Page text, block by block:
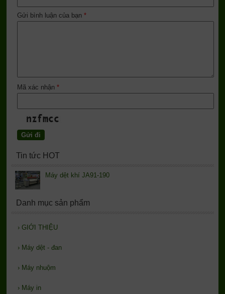
Gửi bình luận của bạn *
Mã xác nhận *
Tin tức HOT
Máy dệt khí JA91-190
Danh mục sản phẩm
› GIỚI THIỆU
› Máy dệt - đan
› Máy nhuộm
› Máy in